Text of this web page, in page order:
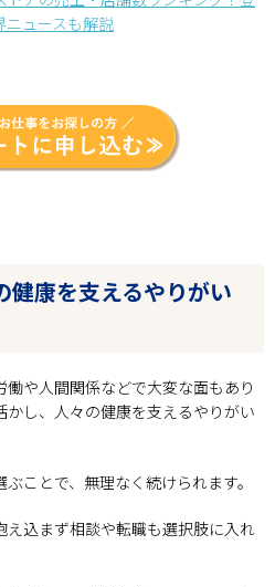
ニュースも解説
健康を支えるやりがい
や人間関係などで大変な面もあり
かし、人々の健康を支えるやりがい
ことで、無理なく続けられます。
込まず相談や転職も選択肢に入れ